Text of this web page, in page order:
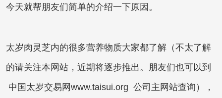
今天就帮朋友们简单的介绍一下原因。
太岁肉灵芝内的很多营养物质大家都了解（不太了解
的请关注本网站，近期将逐步推出。朋友们也可以到
中国太岁交易网www.taisui.org 公司主网站查询），